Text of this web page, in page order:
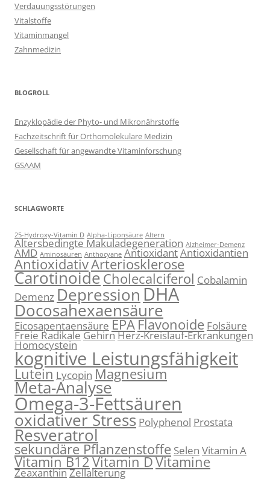
Verdauungsstörungen
Vitalstoffe
Vitaminmangel
Zahnmedizin
BLOGROLL
Enzyklopädie der Phyto- und Mikronährstoffe
Fachzeitschrift für Orthomolekulare Medizin
Gesellschaft für angewandte Vitaminforschung
GSAAM
SCHLAGWORTE
25-Hydroxy-Vitamin D Alpha-Liponsäure Altern
Altersbedingte Makuladegeneration Alzheimer-Demenz
AMD Aminosäuren Anthocyane AntioxidantAntioxidantien
AntioxidativArteriosklerose
CarotinoideCholecalciferol Cobalamin
Demenz DepressionDHA
Docosahexaensäure
Eicosapentaensäure EPAFlavonoide Folsäure
Freie RadikaleGehirnHerz-Kreislauf-Erkrankungen
Homocystein
kognitive Leistungsfähigkeit
Lutein Lycopin Magnesium
Meta-Analyse
Omega-3-Fettsäuren
oxidativer Stress Polyphenol Prostata
Resveratrol
sekundäre Pflanzenstoffe Selen Vitamin A
Vitamin B12Vitamin DVitamine
ZeaxanthinZellalterung